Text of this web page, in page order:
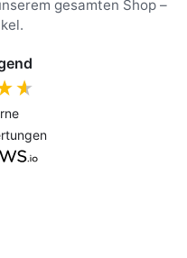
gesamten Shop –